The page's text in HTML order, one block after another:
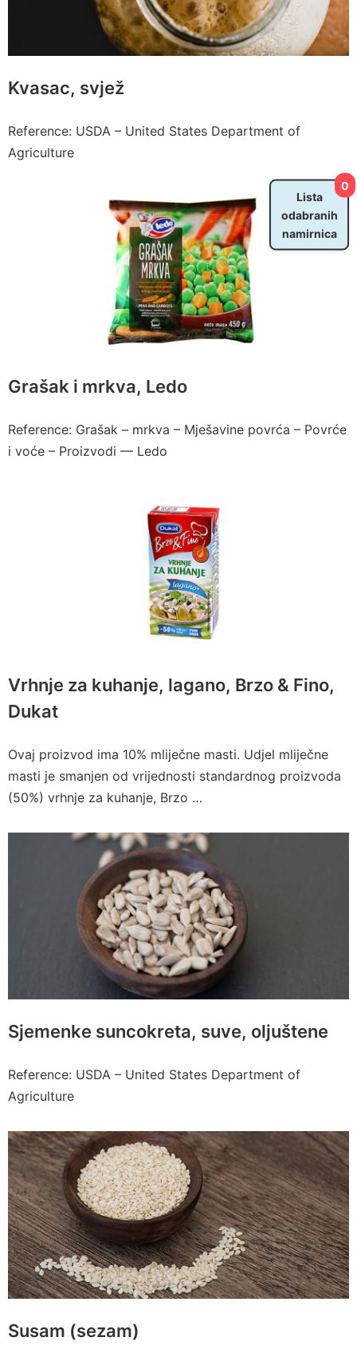
Kvasac, svjež
Reference: USDA – United States Department of
Agriculture
Grašak i mrkva, Ledo
Reference: Grašak – mrkva – Mješavine povrća – Povrće
i voće – Proizvodi — Ledo
Vrhnje za kuhanje, lagano, Brzo & Fino,
Dukat
Ovaj proizvod ima 10% mliječne masti. Udjel mliječne
masti je smanjen od vrijednosti standardnog proizvoda
(50%) vrhnje za kuhanje, Brzo …
Sjemenke suncokreta, suve, oljuštene
Reference: USDA – United States Department of
Agriculture
Susam (sezam)
0
Lista
odabranih
namirnica